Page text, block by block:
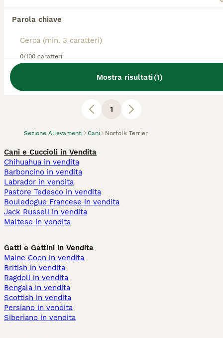
Parola chiave
0/100 caratteri
Mostra risultati(1)
Sezione Allevamenti Cani Norfolk Terrier
Umbertide
Piccolo allevamento riconosciuto ENCI e FCI per la
selezione del Norfolk Terrier. Cuccioli saltuariamente
1
Cani e Cuccioli in Vendita
Chihuahua in vendita
Barboncino in vendita
Labrador in vendita
Pastore Tedesco in vendita
Bouledogue Francese in vendita
Jack Russell in vendita
Maltese in vendita
Gatti e Gattini in Vendita
Maine Coon in vendita
British in vendita
Ragdoll in vendita
Bengala in vendita
Scottish in vendita
Persiano in vendita
Siberiano in vendita